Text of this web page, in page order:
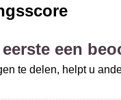
een
te delen, helpt u